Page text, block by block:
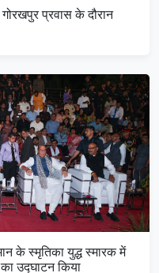
प्रवास के दौरान
के स्मृतिका युद्ध स्मारक में
उद्घाटन किया